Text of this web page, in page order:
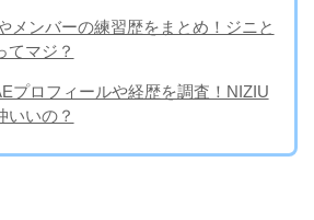
メンバーの練習歴をまとめ！ジニと
てマジ？
プロフィールや経歴を調査！NIZIU
いいの？